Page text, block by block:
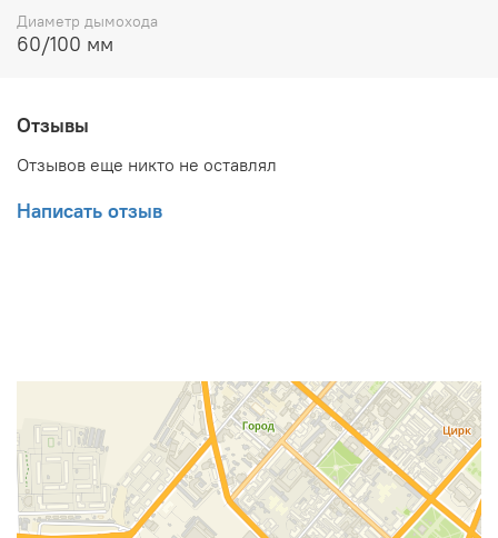
Диаметр дымохода
60/100 мм
Отзывы
Отзывов еще никто не оставлял
Написать отзыв